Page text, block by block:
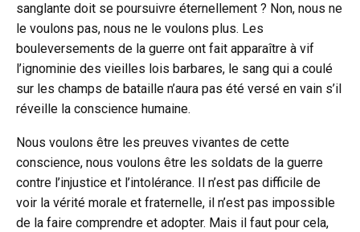
sanglante doit se poursuivre éternellement ? Non, nous ne
le voulons pas, nous ne le voulons plus. Les
bouleversements de la guerre ont fait apparaître à vif
l’ignominie des vieilles lois barbares, le sang qui a coulé
sur les champs de bataille n’aura pas été versé en vain s’il
réveille la conscience humaine.
Nous voulons être les preuves vivantes de cette
conscience, nous voulons être les soldats de la guerre
contre l’injustice et l’intolérance. Il n’est pas difficile de
voir la vérité morale et fraternelle, il n’est pas impossible
de la faire comprendre et adopter. Mais il faut pour cela,